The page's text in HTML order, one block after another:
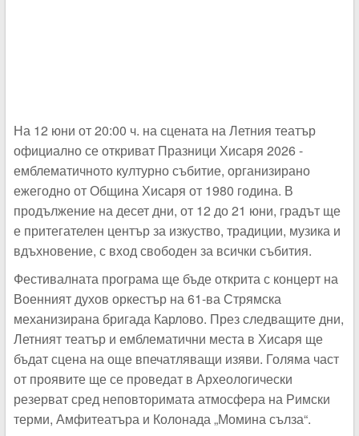
На 12 юни от 20:00 ч. на сцената на Летния театър
официално се откриват Празници Хисаря 2026 -
емблематичното културно събитие, организирано
ежегодно от Община Хисаря от 1980 година. В
продължение на десет дни, от 12 до 21 юни, градът ще
е притегателен център за изкуство, традиции, музика и
вдъхновение, с вход свободен за всички събития.
Фестивалната програма ще бъде открита с концерт на
Военният духов оркестър на 61-ва Стрямска
механизирана бригада Карлово. През следващите дни,
Летният театър и емблематични места в Хисаря ще
бъдат сцена на още впечатляващи изяви. Голяма част
от проявите ще се проведат в Археологически
резерват сред неповторимата атмосфера на Римски
терми, Амфитеатъра и Колонада „Момина сълза“.